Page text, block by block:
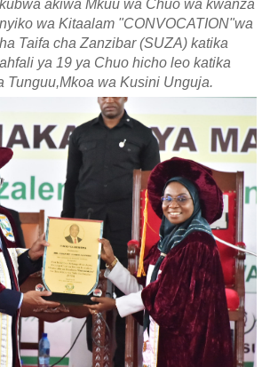
akiwa Mkuu wa Chuo wa kwanza
wa Kitaalam "CONVOCATION"wa
Taifa cha Zanzibar (SUZA) katika
ya 19 ya Chuo hicho leo katika
Tunguu,Mkoa wa Kusini Unguja.